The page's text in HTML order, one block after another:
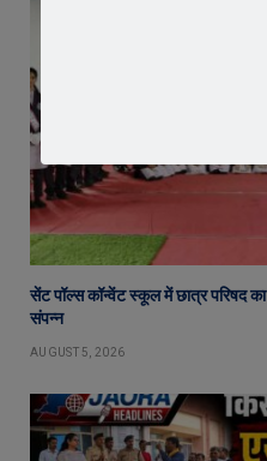
सेंट पॉल्स कॉन्वेंट स्कूल में छात्र परिषद
संपन्न
AUGUST 5, 2026